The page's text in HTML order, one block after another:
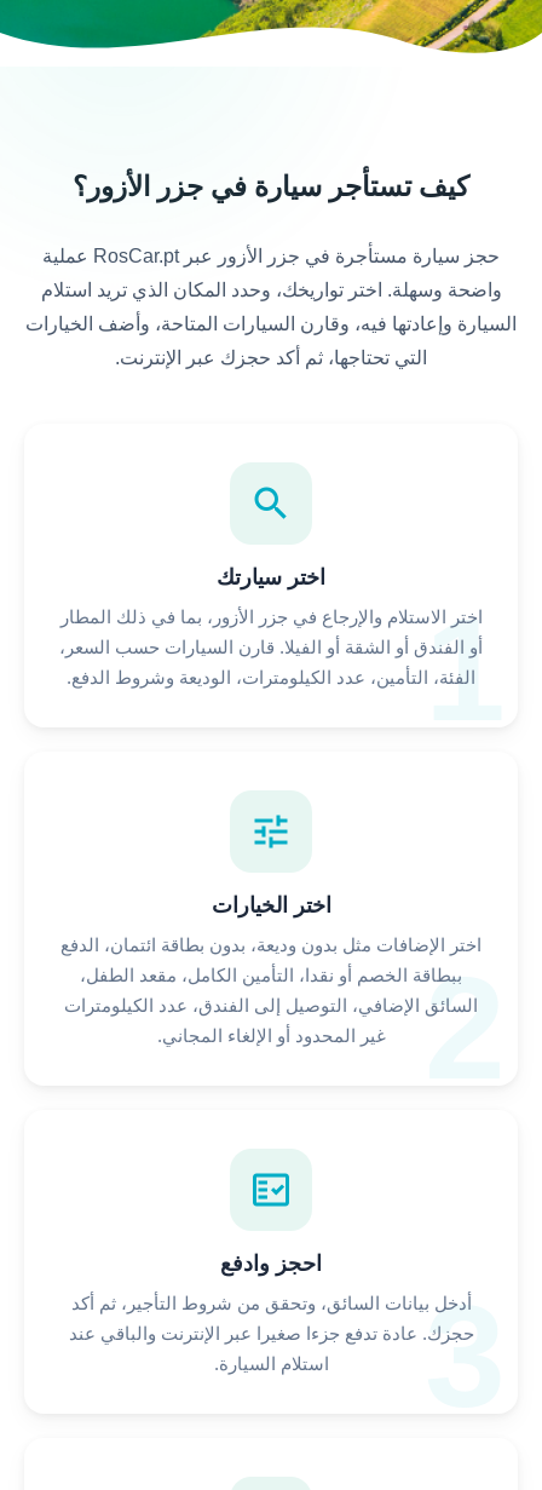
كيف تستأجر سيارة في جزر الأزور؟
حجز سيارة مستأجرة في جزر الأزور عبر RosCar.pt عملية
واضحة وسهلة. اختر تواريخك، وحدد المكان الذي تريد استلام
السيارة وإعادتها فيه، وقارن السيارات المتاحة، وأضف الخيارات
التي تحتاجها، ثم أكد حجزك عبر الإنترنت.
1
search
اختر سيارتك
اختر الاستلام والإرجاع في جزر الأزور، بما في ذلك المطار
أو الفندق أو الشقة أو الفيلا. قارن السيارات حسب السعر،
الفئة، التأمين، عدد الكيلومترات، الوديعة وشروط الدفع.
2
tune
اختر الخيارات
اختر الإضافات مثل بدون وديعة، بدون بطاقة ائتمان، الدفع
ببطاقة الخصم أو نقدا، التأمين الكامل، مقعد الطفل،
السائق الإضافي، التوصيل إلى الفندق، عدد الكيلومترات
غير المحدود أو الإلغاء المجاني.
3
fact_check
احجز وادفع
أدخل بيانات السائق، وتحقق من شروط التأجير، ثم أكد
حجزك. عادة تدفع جزءا صغيرا عبر الإنترنت والباقي عند
استلام السيارة.